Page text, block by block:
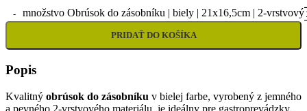
množstvo Obrúsok do zásobníku | biely | 21x16,5cm | 2-vrstvový
PRIDAŤ DO KOŠÍKA
Popis
Kvalitný obrúsok do zásobníku v bielej farbe, vyrobený z jemného
a pevného 2-vrstvového materiálu, je ideálny pre gastroprevádzky,